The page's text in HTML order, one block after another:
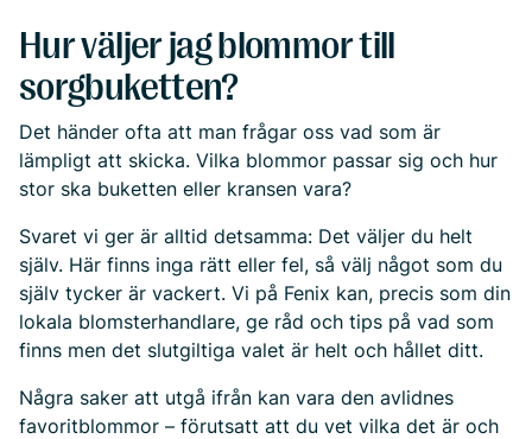
Hur väljer jag blommor till
sorgbuketten?
Det händer ofta att man frågar oss vad som är
lämpligt att skicka. Vilka blommor passar sig och hur
stor ska buketten eller kransen vara?
Svaret vi ger är alltid detsamma: Det väljer du helt
själv. Här finns inga rätt eller fel, så välj något som du
själv tycker är vackert. Vi på Fenix kan, precis som din
lokala blomsterhandlare, ge råd och tips på vad som
finns men det slutgiltiga valet är helt och hållet ditt.
Några saker att utgå ifrån kan vara den avlidnes
favoritblommor – förutsatt att du vet vilka det är och